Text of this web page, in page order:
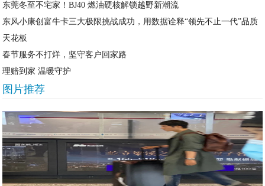
东莞冬至不宅家！BJ40 燃油硬核解锁越野新潮流
东风小康创富牛卡三大极限挑战成功，用数据诠释“领先不止一代”品质
天花板
春节服务不打烊，坚守客户回家路
理赔到家 温暖守护
图片推荐